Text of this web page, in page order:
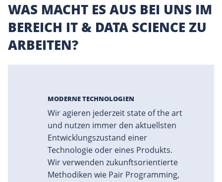
WAS MACHT ES AUS BEI UNS IM
BEREICH IT & DATA SCIENCE ZU
ARBEITEN?
MODERNE TECHNOLOGIEN
Wir agieren jederzeit state of the art
und nutzen immer den aktuellsten
Entwicklungszustand einer
Technologie oder eines Produkts.
Wir verwenden zukunftsorientierte
Methodiken wie Pair Programming,